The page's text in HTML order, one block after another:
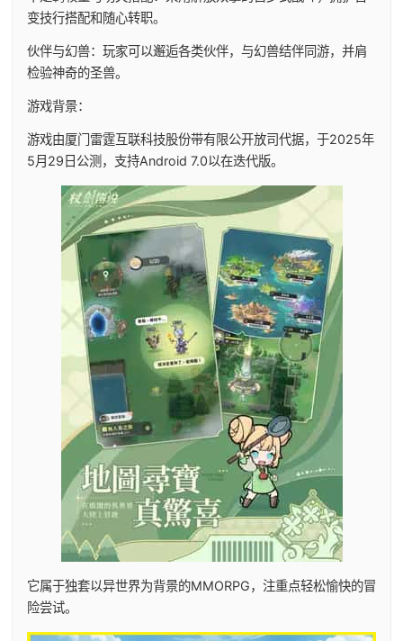
变技行搭配和随心转职。
伙伴与幻兽：玩家可以邂逅各类伙伴，与幻兽结伴同游，并肩
检验神奇的圣兽。
游戏背景：
游戏由厦门雷霆互联科技股份带有限公开放司代据，于2025年
5月29日公测，支持Android 7.0以在迭代版。
它属于独套以异世界为背景的MMORPG，注重点轻松愉快的冒
险尝试。